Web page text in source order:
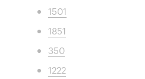
1501
1851
350
1222